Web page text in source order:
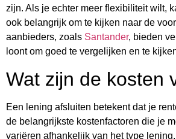
zijn. Als je echter meer flexibiliteit wilt,
ook belangrijk om te kijken naar de
aanbieders, zoals Santander, bieden
loont om goed te vergelijken en te
Wat zijn de kosten
Een lening afsluiten betekent dat je
de belangrijkste kostenfactoren die je
variëren afhankelijk van het type